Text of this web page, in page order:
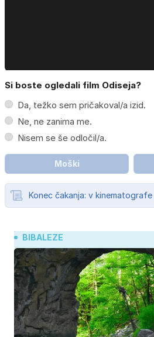
Si boste ogledali film Odiseja?
Da, težko sem pričakoval/a izid.
Ne, ne zanima me.
Nisem se še odločil/a.
Moški
Konec čakanja: v
BIBALEZE